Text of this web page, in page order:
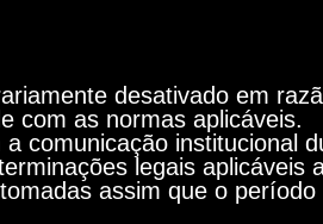
desativado em
com as normas aplicáveis.
comunicação institucional
legais aplicáveis
assim que o período